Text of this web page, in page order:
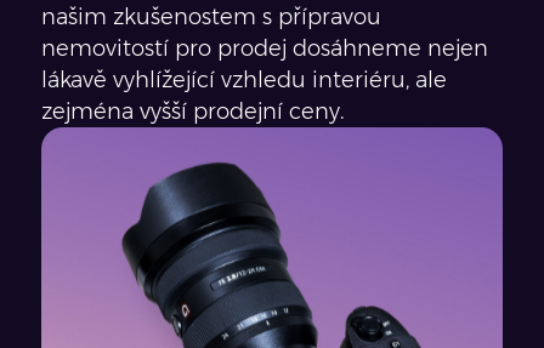
našim zkušenostem s přípravou
nemovitostí pro prodej dosáhneme nejen
lákavě vyhlížející vzhledu interiéru, ale
zejména vyšší prodejní ceny.